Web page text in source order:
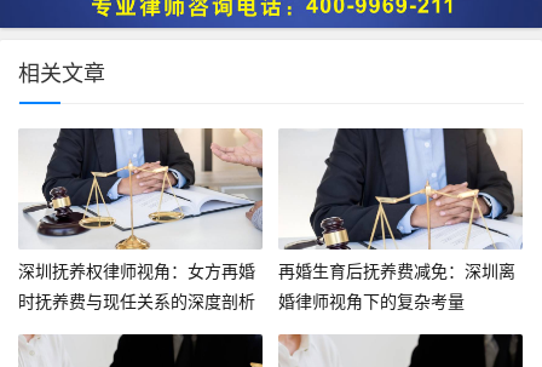
相关文章
深圳抚养权律师视角：女方再婚
时抚养费与现任关系的深度剖析
再婚生育后抚养费减免：深圳离
婚律师视角下的复杂考量